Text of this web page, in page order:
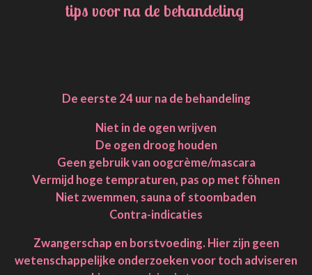
tips voor na de behandeling
De eerste 24 uur na de behandeling
Niet in de ogen wrijven
De ogen droog houden
Geen gebruik van oogcrème/mascara
Vermijd hoge tempraturen, pas op met föhnen
Niet zwemmen, sauna of stoombaden
Contra-indicaties
Zwangerschap en borstvoeding. Hier zijn geen
wetenschappelijke onderzoeken voor toch adviseren